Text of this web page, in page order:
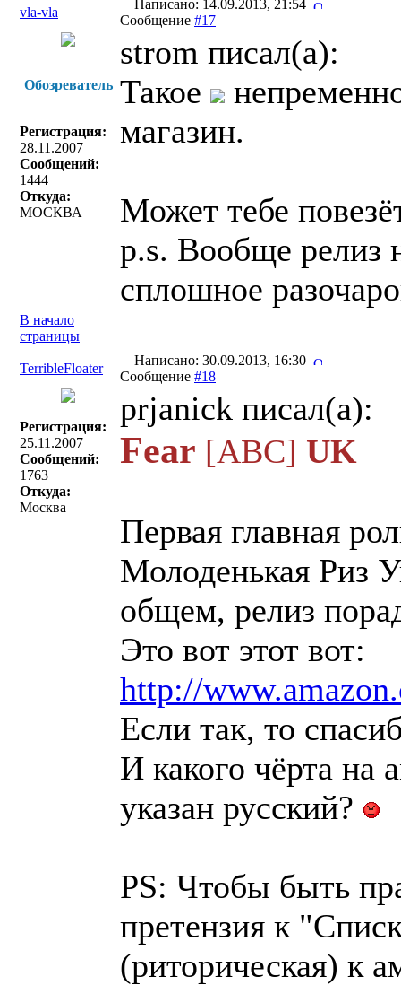
vla-vla
Написано: 14.09.2013, 21:54
Сообщение #17
Обозреватель
Регистрация:
28.11.2007
Сообщений:
1444
Откуда:
МОСКВА
strom писал(a):
Такое
магазин.
Может тебе
p.s. Вообще релиз
сплошное
В начало
страницы
TerribleFloater
Написано: 30.09.2013, 16:30
Сообщение #18
Регистрация:
25.11.2007
Сообщений:
1763
Откуда:
Москва
prjanick писал(a):
Fear [ABC] UK
Первая главная
Молоденькая Риз
общем, релиз
Это вот этот вот:
http://
Если так, то
И какого чёрта на
указан русский?
PS: Чтобы быть
претензия к
(риторическая) к